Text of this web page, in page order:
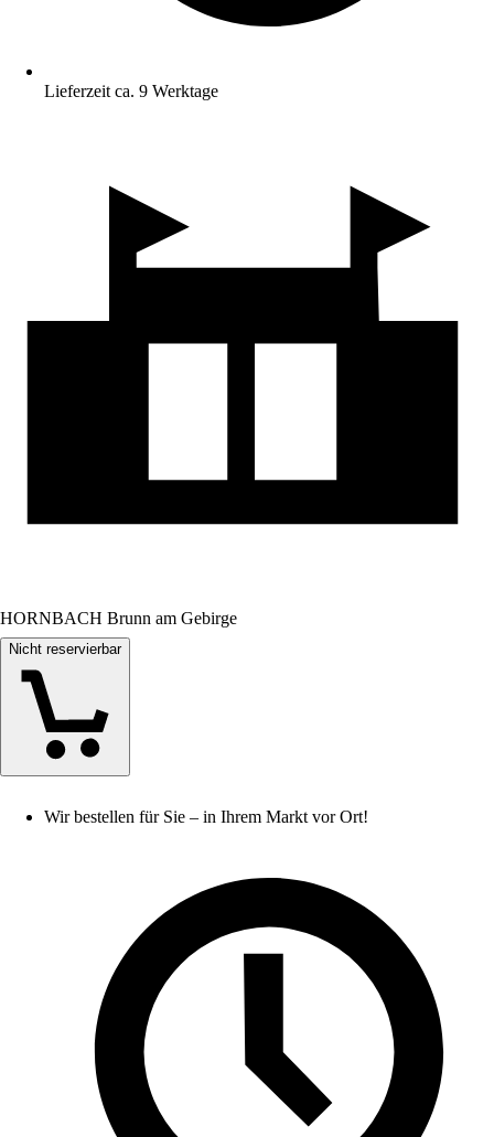
Lieferzeit ca. 9 Werktage
HORNBACH Brunn am Gebirge
Nicht reservierbar
Wir bestellen für Sie – in Ihrem Markt vor Ort!